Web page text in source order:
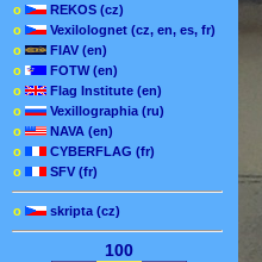
o
REKOS (cz)
o
Vexilolognet (cz, en, es, fr)
o
FIAV (en)
o
FOTW (en)
o
Flag Institute (en)
o
Vexillographia (ru)
o
NAVA (en)
o
CYBERFLAG (fr)
o
SFV (fr)
o skripta (cz)
100